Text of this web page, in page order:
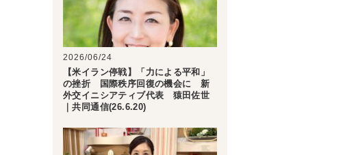
2026/06/24
【米イラン停戦】「力による平和」
の挫折 国際秩序回復の機会に 新
外交イニシアティブ代表 猿田佐世
｜共同通信(26.6.20)